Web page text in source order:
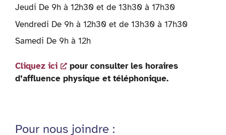
Jeudi De 9h à 12h30 et de 13h30 à 17h30
Vendredi De 9h à 12h30 et de 13h30 à 17h30
Samedi De 9h à 12h
Cliquez ici
pour consulter les horaires
d’affluence physique et téléphonique.
Pour nous joindre :